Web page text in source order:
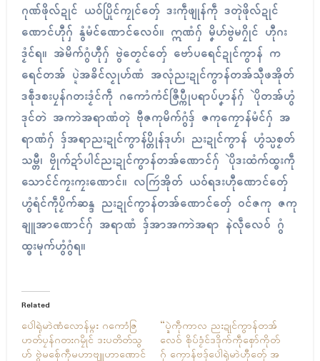
ဂုဏ်ဖိုလ်ဍုၚ် ယဝ်ပြိုၚ်ကၠုၚ်တှ်ေ ဒးကဵုဖျုန်ကဵု ဒတုဲဖိုလ်ဍုၚ်
ဏောၚ်ဟီုဂှ် နွံမံၚ်ဏောၚ်လေဝ်။ ဣဏံဂှ် မၞိဟ်ဗွဲမဂၠိုၚ် ဟီုဂး
ဒၟံၚ်ရ။ အဲမိက်ဂွံဟီုဂှ် ဗွဲတၟေၚ်တှ်ေ ဗော်ပရေၚ်ဍုၚ်ကွာန် က
ရေၚ်တအ် ပ္ဍဲအခိၚ်လၟုဟ်ဏံ အလုံညးဍုၚ်ကွာန်တအ်သီုဖအိုတ်
ဒစဵုဒစးပၠန်ဂတးဒၟံၚ်ကဵု ဂကောံကံၚ်ဇြဳပ္ကီုပရာပ်ပၞာန်ဂှ် ပိုဲတအ်ဟွံ
ဒုၚ်တဲ အကာဲအရာဏံတုဲ ဗီုဇကုမိက်ဂွံဒှ် ဇကုကၠောန်မံၚ်ဂှ် အ
ရာဏံဂှ် ဒှ်အရာညးဍုၚ်ကွာန်ပ္တိုန်ဒုဟ်၊ ညးဍုၚ်ကွာန် ဟွံသ္ပစၟတ်
သမ္တီ၊ ဗၠိုက်ဍာ်ပါၚ်ညးဍုၚ်ကွာန်တအ်ဏောၚ်ဂှ် ပိုဲဒးထံက်ထ္ၜးကဵု
သောၚ်ၚ်ကၠးကၠးဏောၚ်။ လကြဴအိုတ် ယဝ်ရဒးဟီုဏောၚ်တှ်ေ
ဟွံရံၚ်ကဵုပၟိက်ဆန္ဒ ညးဍုၚ်ကွာန်တအ်ဏောၚ်တှ်ေ ဝၚ်ဇကု ဇကု
ချူအာဏောၚ်ဂှ် အရာဏံ ဒှ်အာအကာဲအရာ နဲလဵုလေဝ် ဂွံ
ထ္ၜးမုက်ဟွံဂွံရ။
Related
ပေါဲရုဲမာဲဏံလောန်မ္ဂး ဂကောံဇြ
ဟတ်ပၠန်ဂတးဂမၠိုၚ် ဒးပတိတ်သွ
ဟ် ဗွဲမစှ်ေကဵုမဟာဗျူဟာဏောၚ်
“ပ္ဍဲကဵုကာလ ညးဍုၚ်ကွာန်တအ်
လေဝ် စိုပ်ဒၟံၚ်ဒဒိုက်ကဵုစှော်ကိုတ်
ဂှ် ကၠောန်ဗဒှ်ပေါဲရုဲမာဲဟီုတှ်ေ အ